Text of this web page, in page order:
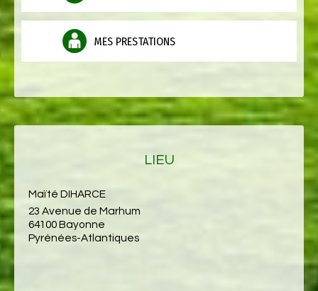
MES PRESTATIONS
LIEU
Maïté DIHARCE
23 Avenue de Marhum
64100 Bayonne
Pyrénées-Atlantiques